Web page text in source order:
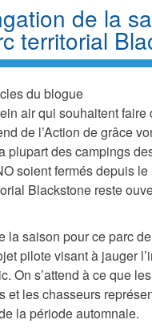
de la
territorial
du blogue
air qui souhaitent faire
de l’Action de grâce
plupart des campings
soient fermés depuis le
Blackstone reste
la saison pour ce parc
pilote visant à jauger
On s’attend à ce que
et les chasseurs
la période automnale.